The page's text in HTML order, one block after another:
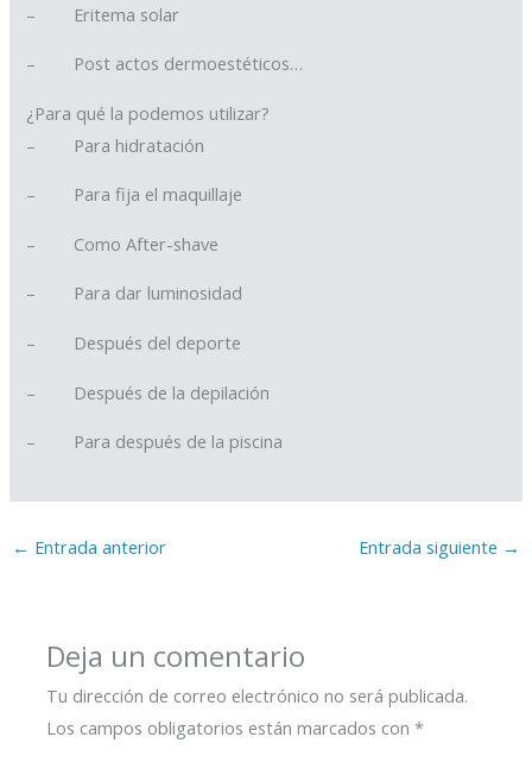
– Eritema solar
– Post actos dermoestéticos…
¿Para qué la podemos utilizar?
– Para hidratación
– Para fija el maquillaje
– Como After-shave
– Para dar luminosidad
– Después del deporte
– Después de la depilación
– Para después de la piscina
← Entrada anterior Entrada siguiente →
Deja un comentario
Tu dirección de correo electrónico no será publicada.
Los campos obligatorios están marcados con*